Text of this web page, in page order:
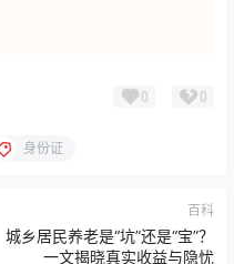
0 0
身份证
百科
城乡居民养老是“坑”还是“宝”？
一文揭晓真实收益与隐忧